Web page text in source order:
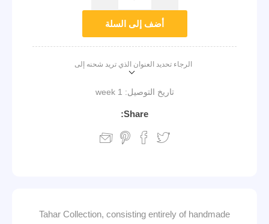
أضف إلى السلة
الرجاء تحديد العنوان الذي تريد شحنه إلى
تاريخ التوصيل: 1 week
Share:
Tahar Collection, consisting entirely of handmade